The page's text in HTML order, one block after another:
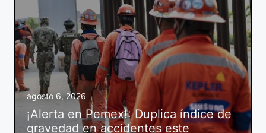
agosto 6, 2026
¡Alerta en Pemex!: Duplica índice de
gravedad en accidentes este